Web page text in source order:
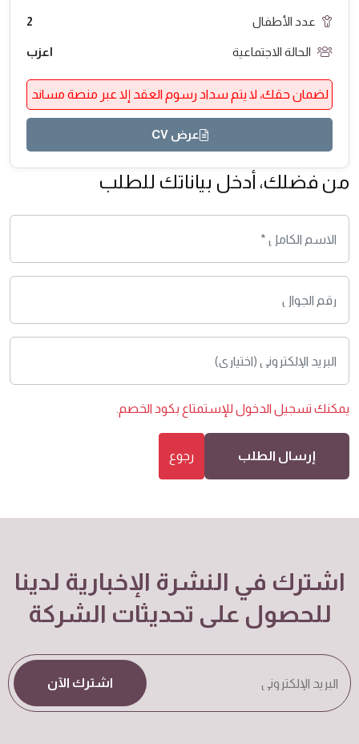
عدد الأطفال 2
الحالة الاجتماعية اعزب
لضمان حقك، لا يتم سداد رسوم العقد إلا عبر منصة مساند
عرض CV
من فضلك، أدخل بياناتك للطلب
يمكنك تسجيل الدخول للإستمتاع بكود الخصم.
إرسال الطلب رجوع
اشترك في النشرة الإخبارية لدينا
للحصول على تحديثات الشركة
اشترك الآن